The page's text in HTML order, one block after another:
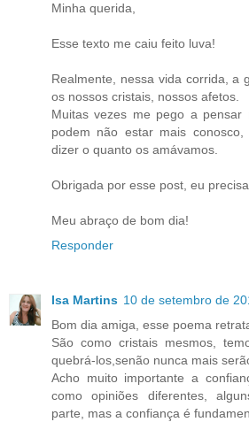
Minha querida,
Esse texto me caiu feito luva!
Realmente, nessa vida corrida, a
os nossos cristais, nossos afetos.
Muitas vezes me pego a pensar
podem não estar mais
dizer o quanto os amávamos.
Obrigada por esse post, eu
Meu abraço de bom dia!
Responder
Isa Martins 10 de setembro de
Bom dia amiga, esse poema
São como cristais mesmos,
quebrá-los,senão nunca mais
Acho muito importante a
como opiniões diferentes,
parte, mas a confiança é